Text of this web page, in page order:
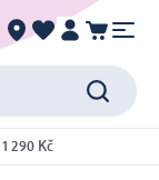
290 Kč